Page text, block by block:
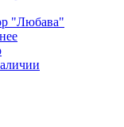
"Любава"